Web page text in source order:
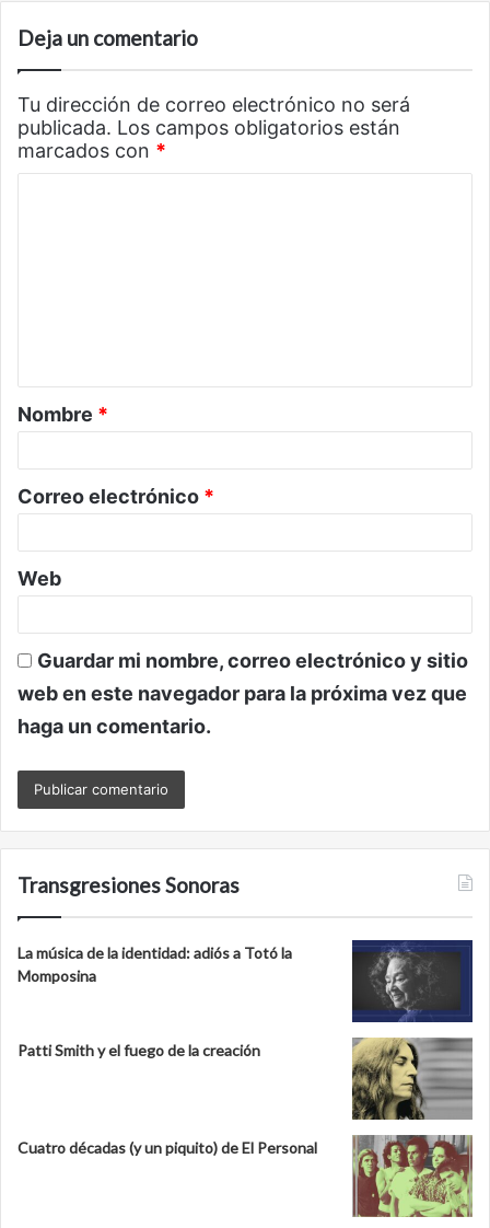
Deja un comentario
Tu dirección de correo electrónico no será
publicada. Los campos obligatorios están
marcados con *
a
r
o
*
Nombre *
Correo electrónico *
Web
Guardar mi nombre, correo electrónico y sitio
web en este navegador para la próxima vez que
haga un comentario.
Transgresiones Sonoras
La música de la identidad: adiós a Totó la
Momposina
Patti Smith y el fuego de la creación
Cuatro décadas (y un piquito) de El Personal